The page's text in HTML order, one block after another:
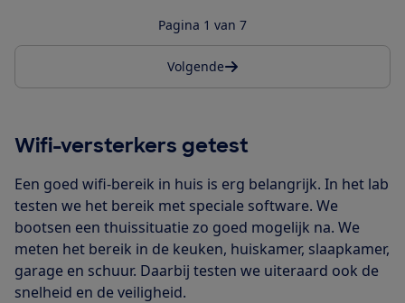
Pagina 1 van 7
Volgende
Wifi-versterkers getest
Een goed wifi-bereik in huis is erg belangrijk. In het lab
testen we het bereik met speciale software. We
bootsen een thuissituatie zo goed mogelijk na. We
meten het bereik in de keuken, huiskamer, slaapkamer,
garage en schuur. Daarbij testen we uiteraard ook de
snelheid en de veiligheid.